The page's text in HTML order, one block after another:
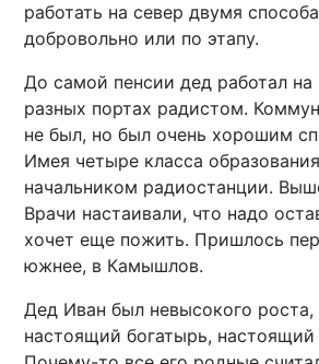
работать на север двумя
добровольно или по этапу.
До самой пенсии дед работал на
разных портах радистом.
не был, но был очень хорошим
Имея четыре класса
начальником радиостанции.
Врачи настаивали, что надо
хочет еще пожить. Пришлось
южнее, в Камышлов.
Дед Иван был невысокого
настоящий богатырь, настоящий